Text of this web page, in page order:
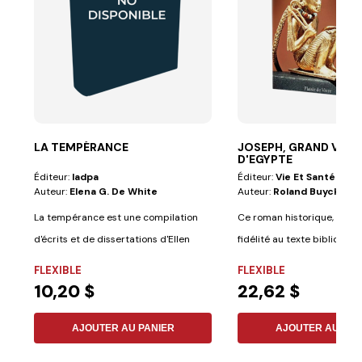
LA TEMPÉRANCE
Éditeur: Iadpa
Auteur: Elena G. De White
La tempérance est une compilation
d'écrits et de dissertations d'Ellen
FLEXIBLE
10,20 $
AJOUTER AU PANIER
JOSEPH, GRAND VIZIR
D'EGYPTE
Éditeur:Vie Et Santé
Auteur: Roland Buyck
Ce roman historique,
fidélité au texte biblique,
FLEXIBLE
22,62 $
AJOUTER AU